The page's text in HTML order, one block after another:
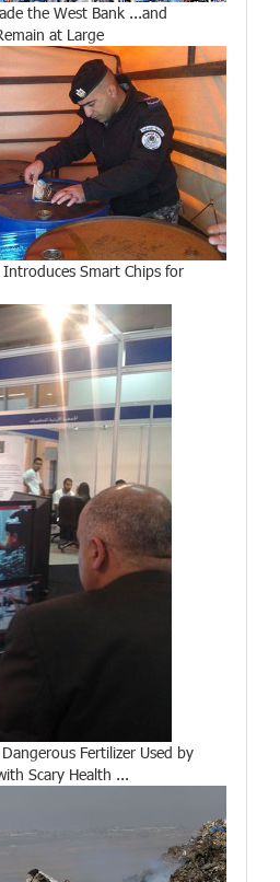
the West Bank ...and
at Large
Smart Chips for
Fertilizer Used by
Scary Health ...